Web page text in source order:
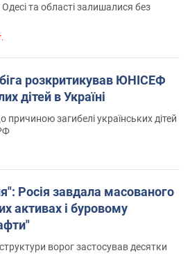
та області залишалися без
розкритикував ЮНІСЕФ
дітей в Україні
загибелі українських дітей
Росія завдала масованого
активах і буровому
ворог застосував десятки